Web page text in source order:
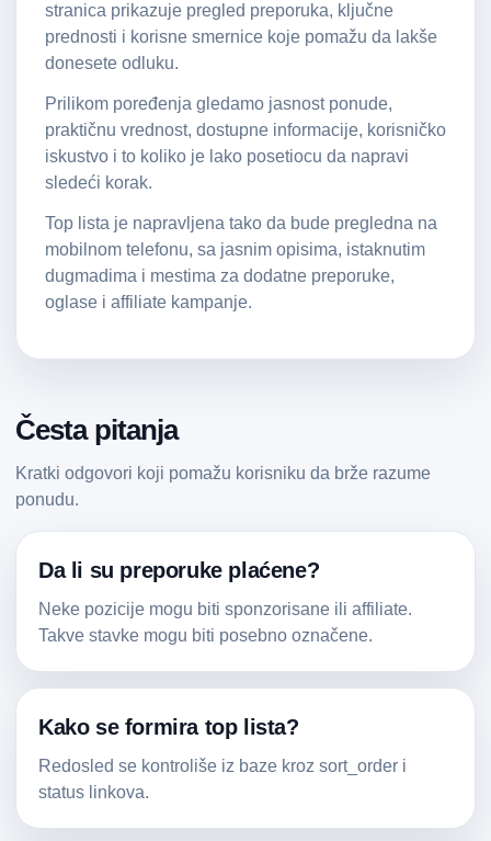
stranica prikazuje pregled preporuka, ključne
prednosti i korisne smernice koje pomažu da lakše
donesete odluku.
Prilikom poređenja gledamo jasnost ponude,
praktičnu vrednost, dostupne informacije, korisničko
iskustvo i to koliko je lako posetiocu da napravi
sledeći korak.
Top lista je napravljena tako da bude pregledna na
mobilnom telefonu, sa jasnim opisima, istaknutim
dugmadima i mestima za dodatne preporuke,
oglase i affiliate kampanje.
Česta pitanja
Kratki odgovori koji pomažu korisniku da brže razume
ponudu.
Da li su preporuke plaćene?
Neke pozicije mogu biti sponzorisane ili affiliate.
Takve stavke mogu biti posebno označene.
Kako se formira top lista?
Redosled se kontroliše iz baze kroz sort_order i
status linkova.